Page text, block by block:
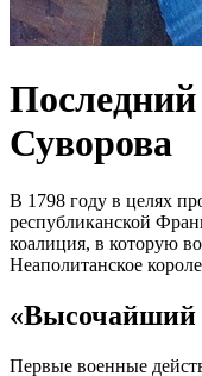
Последний
Суворова
В 1798 году в целях
республиканской
коалиция, в которую
Неаполитанское
«Высочайший
Первые военные